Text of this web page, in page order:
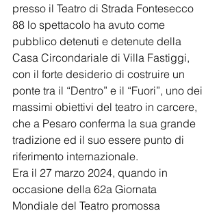
presso il Teatro di Strada Fontesecco
88 lo spettacolo ha avuto come
pubblico detenuti e detenute della
Casa Circondariale di Villa Fastiggi,
con il forte desiderio di costruire un
ponte tra il “Dentro” e il “Fuori”, uno dei
massimi obiettivi del teatro in carcere,
che a Pesaro conferma la sua grande
tradizione ed il suo essere punto di
riferimento internazionale.
Era il 27 marzo 2024, quando in
occasione della 62a Giornata
Mondiale del Teatro promossa